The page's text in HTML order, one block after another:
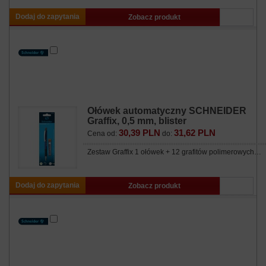
Dodaj do zapytania Zobacz produkt
Ołówek automatyczny SCHNEIDER
Graffix, 0,5 mm, blister
Cena od: 30,39 PLN do: 31,62 PLN
Zestaw Graffix 1 ołówek + 12 grafitów polimerowych…
Dodaj do zapytania Zobacz produkt